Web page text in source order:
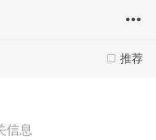
推荐
信息